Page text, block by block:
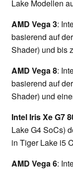
Lake Modellen
AMD Vega 3:
basierend auf
Shader) und bis
AMD Vega 8:
basierend auf
Shader) und
Intel Iris Xe G7
Lake G4 SoCs)
in Tiger Lake i5
AMD Vega 6: